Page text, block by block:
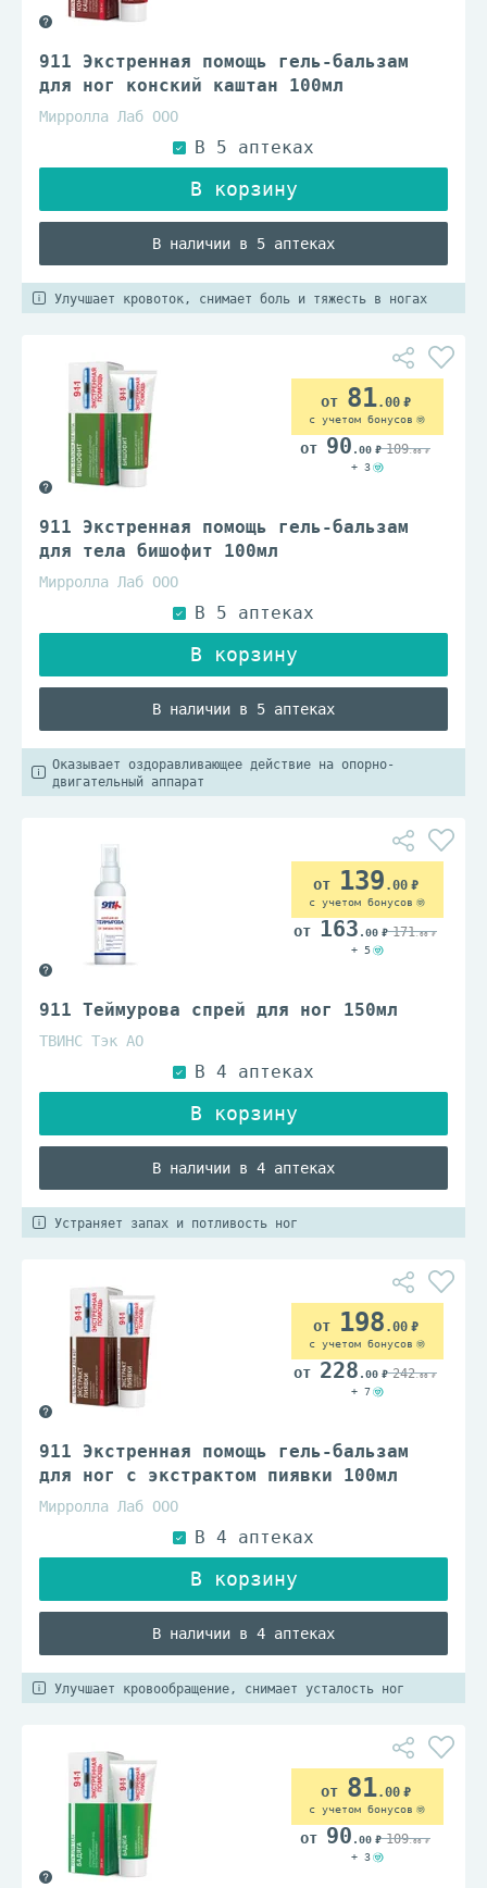
911 Экстренная помощь гель-бальзам
для ног конский каштан 100мл
Мирролла Лаб ООО
В наличии в 5 аптеках
Улучшает кровоток, снимает боль и тяжесть в ногах
911 Экстренная помощь гель-бальзам
для тела бишофит 100мл
Мирролла Лаб ООО
В наличии в 5 аптеках
81.00
с учетом бонусов
90 .00 109.00
+ 3
Оказывает оздоравливающее действие на опорно-
двигательный аппарат
911 Теймурова спрей для ног 150мл
ТВИНС Тэк АО
В наличии в 4 аптеках
139 .00
с учетом бонусов
163 .00 171.00
+ 5
Устраняет запах и потливость ног
911 Экстренная помощь гель-бальзам
для ног с экстрактом пиявки 100мл
Мирролла Лаб ООО
В наличии в 4 аптеках
198 .00
с учетом бонусов
228 .00 242.00
+ 7
Улучшает кровообращение, снимает усталость ног
81.00
с учетом бонусов
90 .00 109.00
+ 3